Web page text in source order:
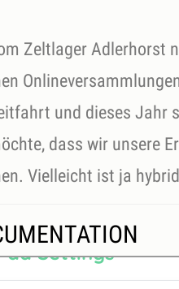
Zeltlager Adlerhorst
und dieses Jahr
dass wir unsere
Vielleicht ist ja